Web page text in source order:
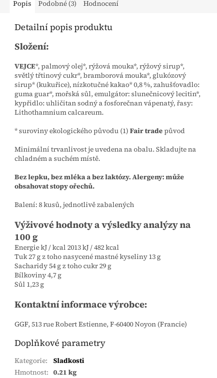
Popis Podobné (3) Hodnocení
Detailní popis produktu
Složení:
VEJCE*, palmový olej*, rýžová mouka*, rýžový sirup*,
světlý třtinový cukr*, bramborová mouka*, glukózový
sirup* (kukuřice), nízkotučné kakao* 0,8 %, zahušťovadlo:
guma guar*, mořská sůl, emulgátor: slunečnicový lecitin*,
kypřidlo: uhličitan sodný a fosforečnan vápenatý, řasy:
Lithothamnium calcareum.
* suroviny ekologického původu (1) Fair tradepůvod
Minimální trvanlivost je uvedena na obalu. Skladujte na
chladném a suchém místě.
Bez lepku, bez mléka a bez laktózy. Alergeny: může
obsahovat stopy ořechů.
Balení: 8 kusů, jednotlivě zabalených
Výživové hodnoty a výsledky analýzy na
100 g
Energie kJ / kcal 2013 kJ / 482 kcal
Tuk 27 g z toho nasycené mastné kyseliny 13 g
Sacharidy 54 g z toho cukr 29 g
Bílkoviny 4,7 g
Sůl 1,23 g
Kontaktní informace výrobce:
GGF, 513 rue Robert Estienne, F-60400 Noyon (Francie)
Doplňkové parametry
Kategorie:
Sladkosti
Hmotnost: 0.21 kg